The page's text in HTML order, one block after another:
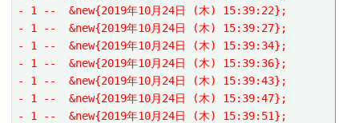
- 1 --  &new{2019年10月24日 (木) 15:39:22};
- 1 --  &new{2019年10月24日 (木) 15:39:27};
- 1 --  &new{2019年10月24日 (木) 15:39:34};
- 1 --  &new{2019年10月24日 (木) 15:39:36};
- 1 --  &new{2019年10月24日 (木) 15:39:43};
- 1 --  &new{2019年10月24日 (木) 15:39:47};
- 1 --  &new{2019年10月24日 (木) 15:39:51};